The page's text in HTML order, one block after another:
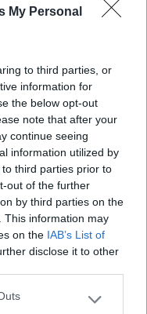
My Personal
to third parties, or
information for
the below opt-out
note that after your
continue seeing
information utilized by
third parties prior to
out of the further
by third parties on the
This information may
on the IAB’s List of
disclose it to other
one or more Google
mare, gestori
il
Consigliato.
07/07/2019 16:46
carini!
del menù del